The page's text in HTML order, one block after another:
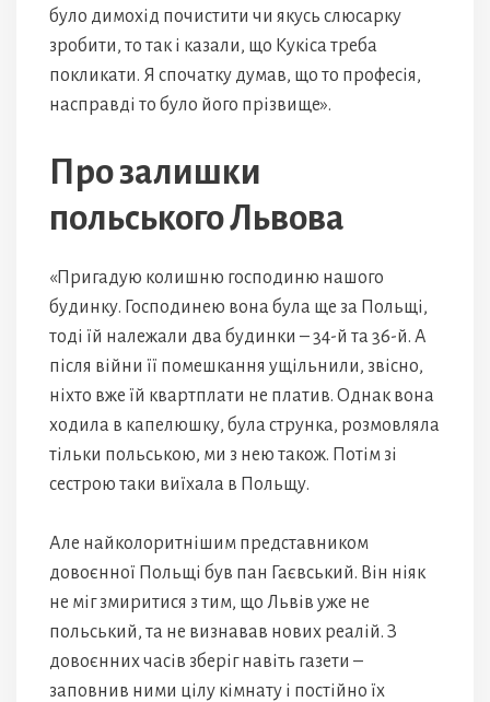
було димохід почистити чи якусь слюсарку
зробити, то так і казали, що Кукіса треба
покликати. Я спочатку думав, що то професія,
насправді то було його прізвище».
Про залишки
польського Львова
«Пригадую колишню господиню нашого
будинку. Господинею вона була ще за Польщі,
тоді їй належали два будинки – 34-й та 36-й. А
після війни її помешкання ущільнили, звісно,
ніхто вже їй квартплати не платив. Однак вона
ходила в капелюшку, була струнка, розмовляла
тільки польською, ми з нею також. Потім зі
сестрою таки виїхала в Польщу.
Але найколоритнішим представником
довоєнної Польщі був пан Гаєвський. Він ніяк
не міг змиритися з тим, що Львів уже не
польський, та не визнавав нових реалій. З
довоєнних часів зберіг навіть газети –
заповнив ними цілу кімнату і постійно їх